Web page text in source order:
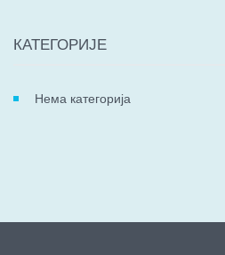
КАТЕГОРИЈЕ
Нема категорија